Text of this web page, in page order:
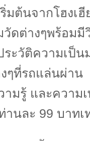
ริ่มต้นจากโฮง
ดต่างๆพร้อมมี
ประวัติความเป็
ๆที่รถแล่นผ่าน
มรู้ และความ
านละ 99 บาท